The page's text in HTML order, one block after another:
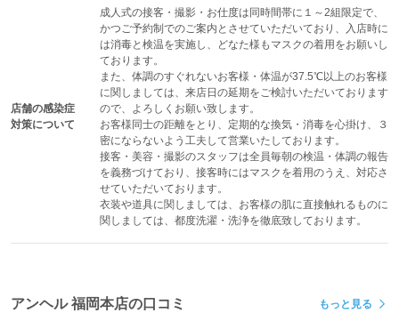
店舗の感染症
対策について
成人式の接客・撮影・お仕度は同時間帯に１～2組限定で、
かつご予約制でのご案内とさせていただいており、入店時に
は消毒と検温を実施し、どなた様もマスクの着用をお願いし
ております。
また、体調のすぐれないお客様・体温が37.5℃以上のお客様
に関しましては、来店日の延期をご検討いただいております
ので、よろしくお願い致します。
お客様同士の距離をとり、定期的な換気・消毒を心掛け、３
密にならないよう工夫して営業いたしております。
接客・美容・撮影のスタッフは全員毎朝の検温・体調の報告
を義務づけており、接客時にはマスクを着用のうえ、対応さ
せていただいております。
衣装や道具に関しましては、お客様の肌に直接触れるものに
関しましては、都度洗濯・洗浄を徹底致しております。
アンヘル 福岡本店の口コミ もっと見る